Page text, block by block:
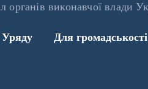
органів виконавчої влади
Для громадськості